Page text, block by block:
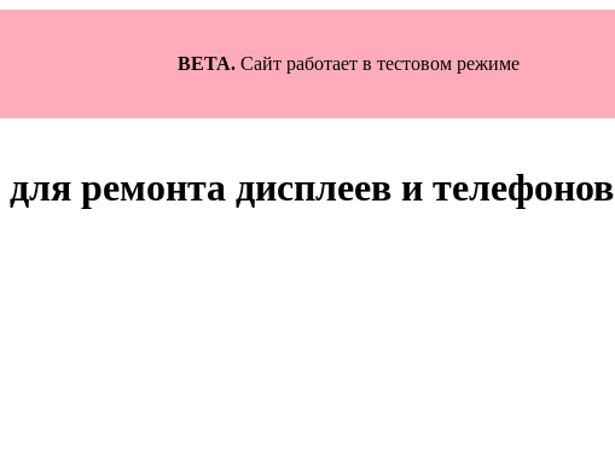
BETA.Сайт работает в тестовом режиме
ремонта дисплеев и телефонов